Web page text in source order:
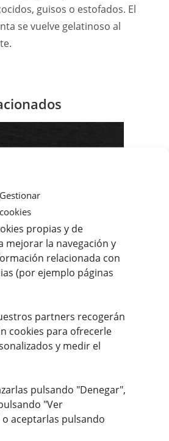
Gestionar
cookies
propias y de
mejorar la navegación y
relacionada con
(por ejemplo páginas
partners recogerán
cookies para ofrecerle
y medir el
pulsando "Denegar",
"Ver
o aceptarlas pulsando
guisos o estofados. El
se vuelve gelatinoso al
Suprema (350g. – 450g.)
€ IVA incluido
Valorado con
5.00de 5